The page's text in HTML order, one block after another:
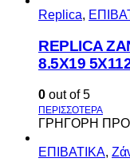
Replica,
REPLICA
8.5X19
0 out of 5
ΓΡΗΓΟΡΗ
ΕΠΙΒΑΤΙΚΑ,